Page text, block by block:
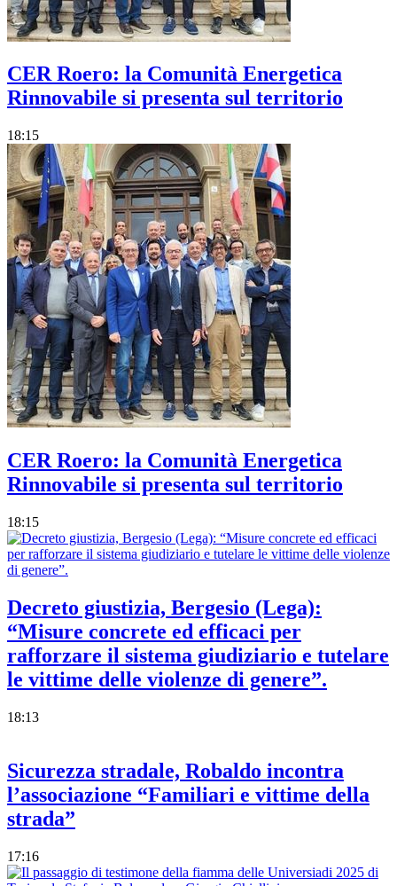
CER Roero: la Comunità Energetica
Rinnovabile si presenta sul territorio
18:15
CER Roero: la Comunità Energetica
Rinnovabile si presenta sul territorio
18:15
Decreto giustizia, Bergesio (Lega):
“Misure concrete ed efficaci per
rafforzare il sistema giudiziario e tutelare
le vittime delle violenze di genere”.
18:13
Sicurezza stradale, Robaldo incontra
l’associazione “Familiari e vittime della
strada”
17:16